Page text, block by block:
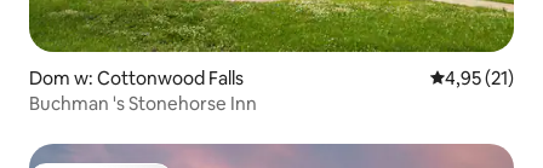
Dom w: Cottonwood Falls Średnia
4,95 (21)
Buchman 's Stonehorse Inn